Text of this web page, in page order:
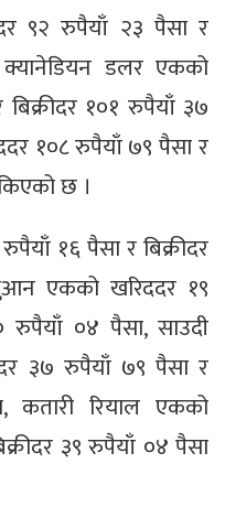
९२ रुपैयाँ २३ पैसा र
डलर एकको
१०१ रुपैयाँ ३७
१०८ रुपैयाँ ७९ पैसा र
छ ।
१६ पैसा र बिक्रीदर
एकको खरिददर १९
रुपैयाँ ०४ पैसा, साउदी
३७ रुपैयाँ ७९ पैसा र
कतारी रियाल एकको
३९ रुपैयाँ ०४ पैसा